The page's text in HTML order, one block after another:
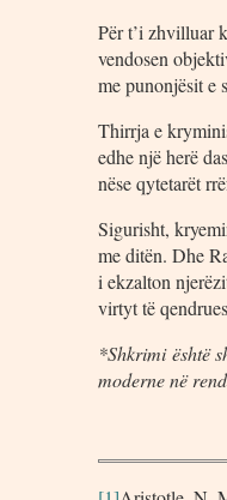
Për t’i zhvilluar
vendosen
me punonjësit e
Thirrja e
edhe një herë
nëse qytetarët
Sigurisht,
me ditën. Dhe
i ekzalton
virtyt të
*Shkrimi është
moderne në